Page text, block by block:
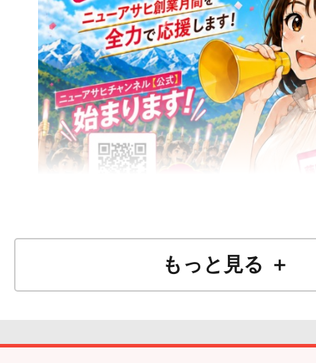
もっと見る ＋